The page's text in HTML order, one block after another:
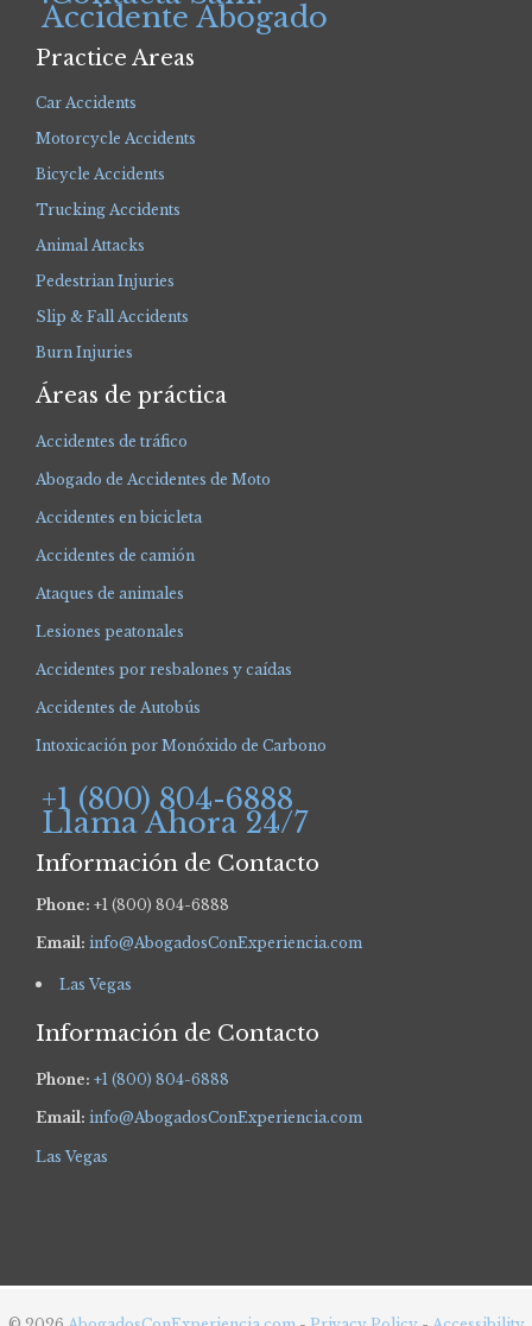
Accidente Abogado
Practice Areas
Car Accidents
Motorcycle Accidents
Bicycle Accidents
Trucking Accidents
Animal Attacks
Pedestrian Injuries
Slip & Fall Accidents
Burn Injuries
Áreas de práctica
Accidentes de tráfico
Abogado de Accidentes de Moto
Accidentes en bicicleta
Accidentes de camión
Ataques de animales
Lesiones peatonales
Accidentes por resbalones y caídas
Accidentes de Autobús
Intoxicación por Monóxido de Carbono
+1 (800) 804-6888
Llama Ahora 24/7
Información de Contacto
Phone: +1 (800) 804-6888
Email: info@AbogadosConExperiencia.com
Las Vegas
Información de Contacto
Phone: +1 (800) 804-6888
Email: info@AbogadosConExperiencia.com
Las Vegas